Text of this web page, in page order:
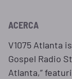
ACERCA
V1075 Atlanta
Gospel Radio
Atlanta,”